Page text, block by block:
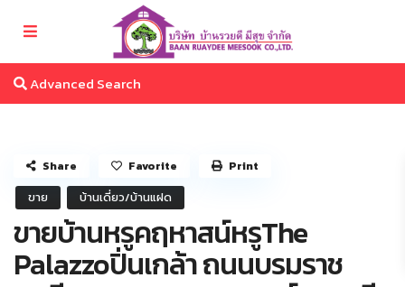
Advanced Search
ขาย บ้านเดี่ยว/บ้านแฝด
ขายบ้านหรูคฤหาสน์หรูThe
Palazzoปิ่นเกล้า ถนนบรมราช
Share Favorite Print